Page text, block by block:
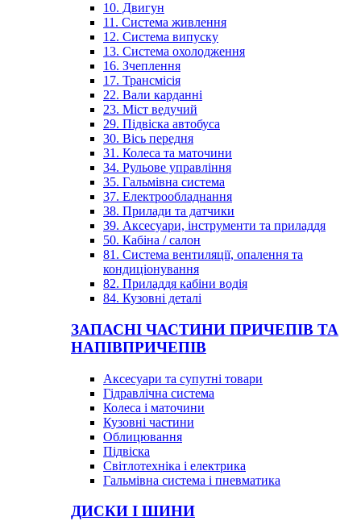
10. Двигун
11. Система живлення
12. Система випуску
13. Система охолодження
16. Зчеплення
17. Трансмісія
22. Вали карданні
23. Міст ведучий
29. Підвіска автобуса
30. Вісь передня
31. Колеса та маточини
34. Рульове управління
35. Гальмівна система
37. Електрообладнання
38. Прилади та датчики
39. Аксесуари, інструменти та приладдя
50. Кабіна / салон
81. Система вентиляції, опалення та
кондиціонування
82. Приладдя кабіни водія
84. Кузовні деталі
ЗАПАСНІ ЧАСТИНИ ПРИЧЕПІВ ТА
НАПІВПРИЧЕПІВ
Аксесуари та супутні товари
Гідравлічна система
Колеса і маточини
Кузовні частини
Облицювання
Підвіска
Світлотехніка і електрика
Гальмівна система і пневматика
ДИСКИ І ШИНИ